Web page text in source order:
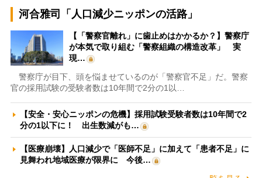
河合雅司「人口減少ニッポンの活路」
【「警察官離れ」に歯止めはかかるか？】警察庁
が本気で取り組む「警察組織の構造改革」 実
現…
警察庁が目下、頭を悩ませているのが「警察官不足」だ。警察
官の採用試験の受験者数は10年間で2分の1以…
【安全・安心ニッポンの危機】採用試験受験者数は10年間で2
分の1以下に！ 出生数減がも…
【医療崩壊】人口減少で「医師不足」に加えて「患者不足」に
見舞われ地域医療が限界に 今後…